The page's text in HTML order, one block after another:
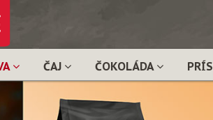
ČAJ ČOKOLÁDA